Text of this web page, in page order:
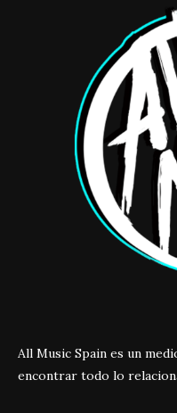
All Music Spain es un
encontrar todo lo